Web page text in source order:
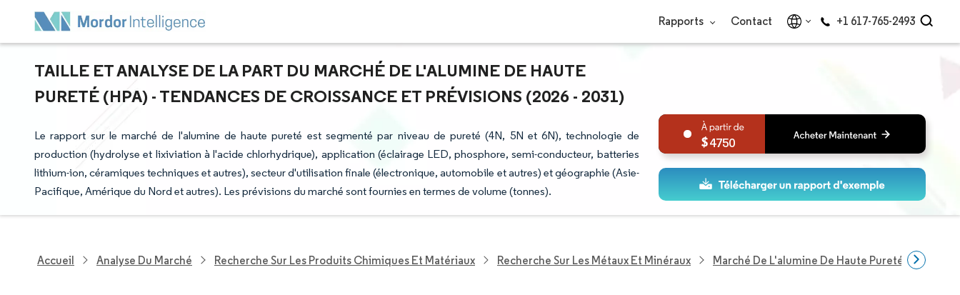
Rapports Contact +1 617-765-2493
TAILLE ET ANALYSE DE LA PART DU MARCHÉ DE L'ALUMINE DE HAUTE
PURETÉ (HPA) - TENDANCES DE CROISSANCE ET PRÉVISIONS (2026 - 2031)
Le rapport sur le marché de l'alumine de haute pureté est segmenté par niveau de pureté (4N, 5N et 6N), technologie de
production (hydrolyse et lixiviation à l'acide chlorhydrique), application (éclairage LED, phosphore, semi-conducteur, batteries
lithium-ion, céramiques techniques et autres), secteur d'utilisation finale (électronique, automobile et autres) et géographie (Asie-
Pacifique, Amérique du Nord et autres). Les prévisions du marché sont fournies en termes de volume (tonnes).
4750
Accueil Analyse Du Marché Recherche Sur Les Produits Chimiques Et Matériaux Recherche Sur Les Métaux Et Minéraux Marché De L'alumine De Haute Pureté (HPA)